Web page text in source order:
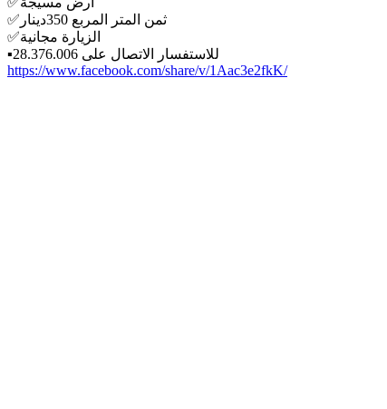
✅️ثمن المتر المربع 350دينار
✅️الزيارة مجانية
▪️للاستفسار الاتصال على 28.376.006
https://www.facebook.com/share/v/1Aac3e2fkK/